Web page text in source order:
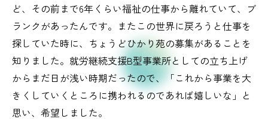
ど、その前まで6年くらい福祉の仕事から離れていて、ブ
ランクがあったんです。またこの世界に戻ろうと仕事を
探していた時に、ちょうどひかり苑の募集があることを
知りました。就労継続支援B型事業所としての立ち上げ
からまだ日が浅い時期だったので、「これから事業を大
きくしていくところに携われるのであれば嬉しいな」と
思い、希望しました。